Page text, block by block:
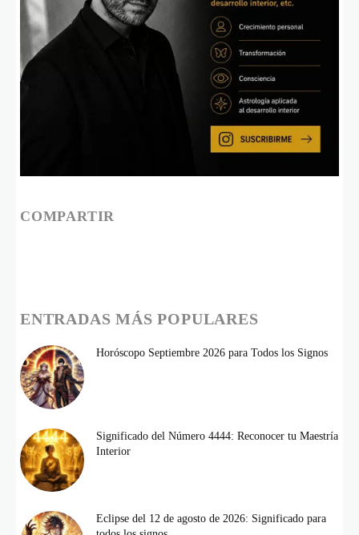
COMPARTIR
ENTRADAS MÁS POPULARES
Horóscopo Septiembre 2026 para Todos los Signos
Significado del Número 4444: Reconocer tu Maestría
Interior
Eclipse del 12 de agosto de 2026: Significado para